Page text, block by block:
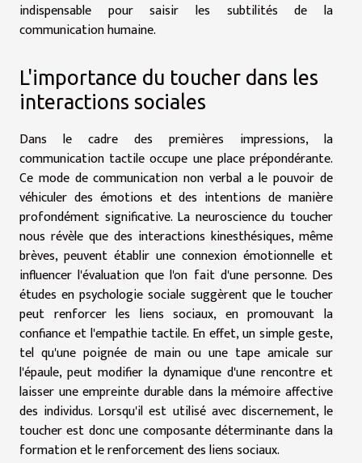
indispensable pour saisir les subtilités de la
communication humaine.
L'importance du toucher dans les
interactions sociales
Dans le cadre des premières impressions, la
communication tactile occupe une place prépondérante.
Ce mode de communication non verbal a le pouvoir de
véhiculer des émotions et des intentions de manière
profondément significative. La neuroscience du toucher
nous révèle que des interactions kinesthésiques, même
brèves, peuvent établir une connexion émotionnelle et
influencer l'évaluation que l'on fait d'une personne. Des
études en psychologie sociale suggèrent que le toucher
peut renforcer les liens sociaux, en promouvant la
confiance et l'empathie tactile. En effet, un simple geste,
tel qu'une poignée de main ou une tape amicale sur
l'épaule, peut modifier la dynamique d'une rencontre et
laisser une empreinte durable dans la mémoire affective
des individus. Lorsqu'il est utilisé avec discernement, le
toucher est donc une composante déterminante dans la
formation et le renforcement des liens sociaux.